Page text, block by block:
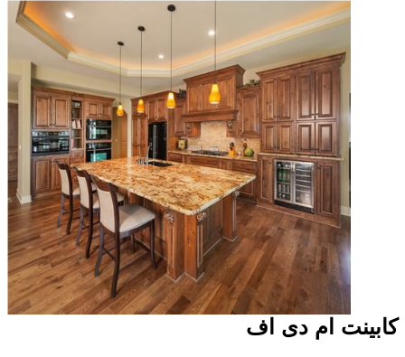
کابینت ام دی اف